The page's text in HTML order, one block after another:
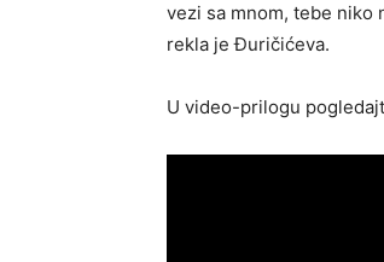
vezi sa mnom, tebe niko
rekla je Đuričićeva.
U video-prilogu